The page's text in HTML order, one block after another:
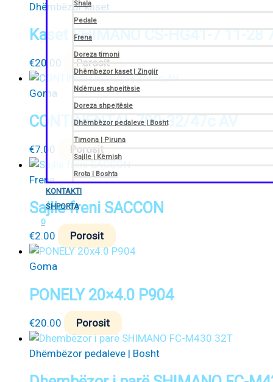
Shala
Pedale
Frena
Doreza timoni
Dhëmbezor kaset | Zingjir
Ndërrues shpejtësie
Doreza shpejtësie
Dhëmbëzor pedaleve | Bosht
Timona | Piruna
Sajlle | Këmish
Rrota | Boshta
KONTAKTI
SHPORTA
0
Dhëmbëzor kaset
Kaset SHIMANO CS-HG41-7 11-28
€20.00 Porosit
Goma
CONTINENTAL 700-32/47c AV
€7.00 Porosit
Frena
Sajlle freni SACCON
€2.00 Porosit
Goma
PONELY 20×4.0 P904
€20.00 Porosit
Dhëmbëzor pedaleve | Bosht